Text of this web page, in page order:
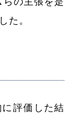
た。
評価した結